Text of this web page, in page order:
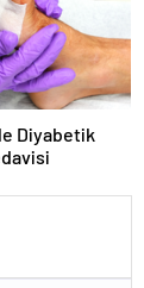
Diyabetik